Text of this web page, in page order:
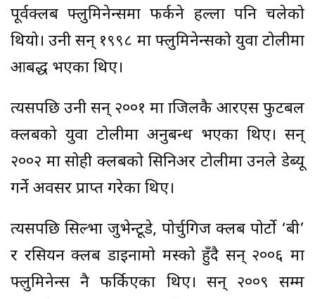
पूर्वक्लब फ्लुमिनेन्समा फर्कने हल्ला पनि चलेको
थियो। उनी सन् १९९८ मा फ्लुमिनेन्सको युवा टोलीमा
आबद्ध भएका थिए।
त्यसपछि उनी सन् २००१ मा ब्राजिलकै आरएस फुटबल
क्लबको युवा टोलीमा अनुबन्ध भएका थिए। सन्
२००२ मा सोही क्लबको सिनिअर टोलीमा उनले डेब्यू
गर्ने अवसर प्राप्त गरेका थिए।
त्यसपछि सिल्भा जुभेन्टूडे, पोर्चुगिज क्लब पोर्टो ‘बी’
र रसियन क्लब डाइनामो मस्को हुँदै सन् २००६ मा
फ्लुमिनेन्स नै फर्किएका थिए। सन् २००९ सम्म